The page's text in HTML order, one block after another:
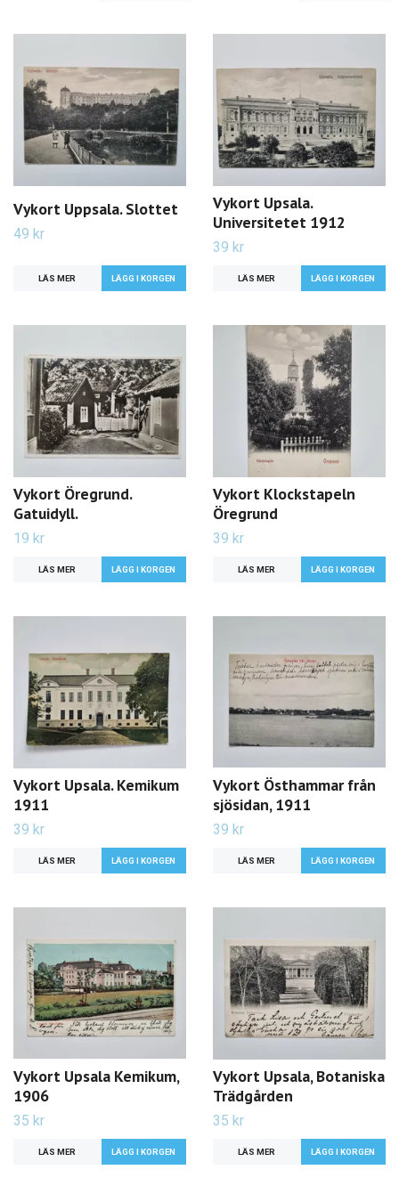
Vykort Uppsala. Slottet
49 kr
LÄS MER
Vykort Upsala.
Universitetet 1912
39 kr
LÄS MER
Vykort Öregrund.
Gatuidyll.
19 kr
LÄS MER
Vykort Klockstapeln
Öregrund
39 kr
LÄS MER
Vykort Upsala. Kemikum
1911
39 kr
LÄS MER
Vykort Östhammar från
sjösidan, 1911
39 kr
LÄS MER
Vykort Upsala Kemikum,
1906
35 kr
LÄS MER
Vykort Upsala, Botaniska
Trädgården
35 kr
LÄS MER